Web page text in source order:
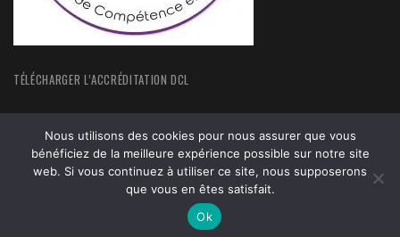
TÉLÉCHARGER L’ACCRÉDITATION DCL
FORMATIONS ACTUALITÉS MENTIONS LEGALES
Nous utilisons des cookies pour nous assurer que vous
bénéficiez de la meilleure expérience possible sur notre site
web. Si vous continuez à utiliser ce site, nous supposerons
que vous en êtes satisfait.
Ok